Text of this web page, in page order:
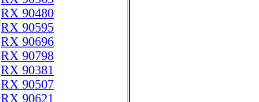
RX 90480
RX 90595
RX 90696
RX 90798
RX 90381
RX 90507
RX 90621